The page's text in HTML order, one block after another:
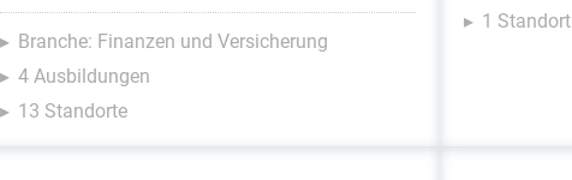
Branche: Finanzen und Versicherung
4 Ausbildungen
13 Standorte
1 Standort